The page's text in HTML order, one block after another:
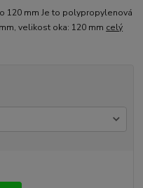
120 mm Je to polypropylenová
velikost oka: 120 mm celý